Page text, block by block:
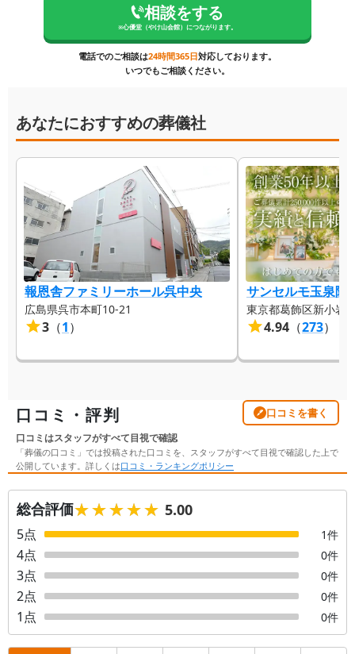
相談をする
※心優堂（やけ山会館） につながります。
電話でのご相談は24時間365日対応しております。
いつでもご相談ください。
あなたにおすすめの葬儀社
報恩舎ファミリーホール呉中央
広島県呉市本町10-21
3 （1）
サンセルモ玉泉院
東京都葛飾区新小岩
4.94 （273）
口コミ・評判 口コミを書く
口コミはスタッフがすべて目視で確認
「葬儀の口コミ」では投稿された口コミを、スタッフがすべて目視で確認した上で
公開しています。詳しくは口コミ・ランキングポリシー
総合評価★★★★★
★★★★★ 5.00
5点 1件
4点 0件
3点 0件
2点 0件
1 点 0件